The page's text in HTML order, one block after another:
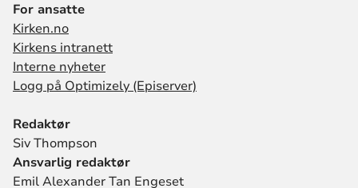
For ansatte
Kirken.no
Kirkens intranett
Interne nyheter
Logg på Optimizely (Episerver)
Redaktør
Siv Thompson
Ansvarlig redaktør
Emil Alexander Tan Engeset